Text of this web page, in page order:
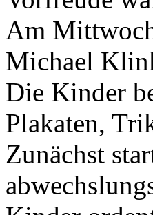
Am
Michael
Die Kinder
Plakaten,
Zunächst